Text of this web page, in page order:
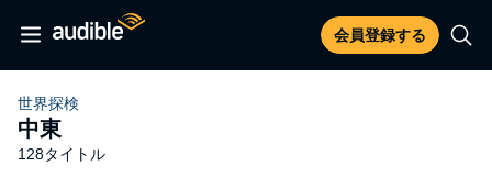
会員登録する
世界探検
中東
128タイトル